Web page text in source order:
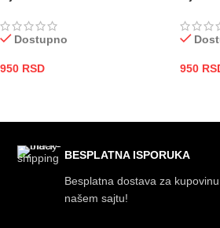
Dostupno
950 RSD 950
BESPLATNA ISPORUKA
Besplatna dostava za
našem sajtu!